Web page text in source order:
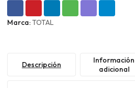
Marca:TOTAL
Descripción
Información
adicional